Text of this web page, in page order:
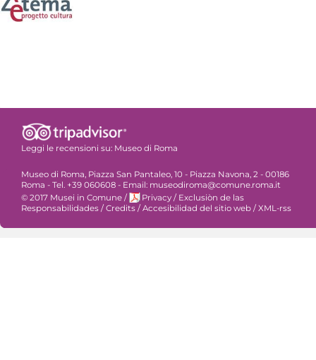
Leggi le recensioni su: Museo di Roma
Museo di Roma, Piazza San Pantaleo, 10 - Piazza Navona, 2 - 00186
Roma - Tel. +39 060608 - Email: museodiroma@comune.roma.it
© 2017 Musei in Comune / Privacy / Exclusiòn de las
Responsabilidades / Credits / Accesibilidad del sitio web / XML-rss